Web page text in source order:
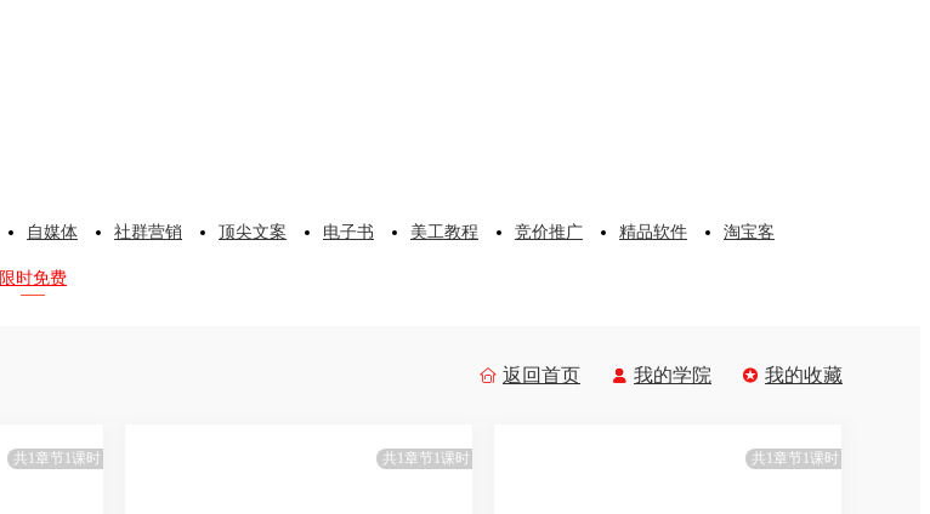
自媒体 社群营销 顶尖文案 电子书 美工教程 竞价推广 精品软件 淘宝客
限时免费
 返回首页  我的学院  我的收藏
共1章节1课时 共1章节1课时 共1章节1课时